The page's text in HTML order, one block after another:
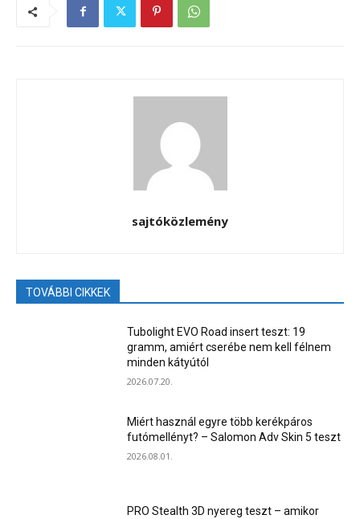
sajtóközlemény
TOVÁBBI CIKKEK
Tubolight EVO Road insert teszt: 19
gramm, amiért cserébe nem kell félnem
minden kátyútól
2026.07.20.
Miért használ egyre több kerékpáros
futómellényt? – Salomon Adv Skin 5 teszt
2026.08.01.
PRO Stealth 3D nyereg teszt – amikor